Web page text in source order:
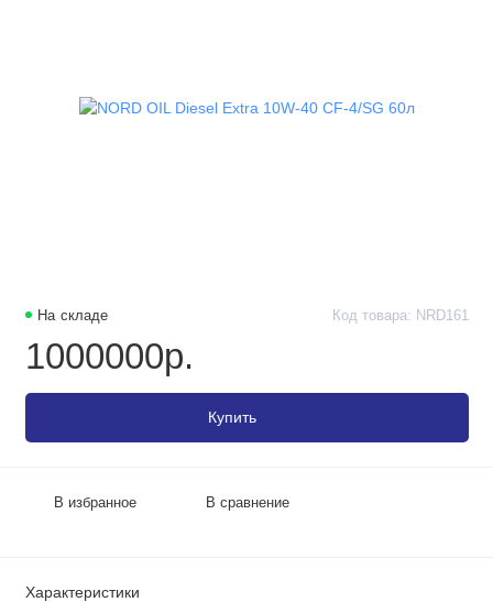
На складе Код товара: NRD161
1000000р.
Купить
В избранное В сравнение
Характеристики